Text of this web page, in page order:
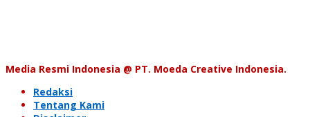
Media Resmi Indonesia @ PT. Moeda Creative Indonesia.
Redaksi
Tentang Kami